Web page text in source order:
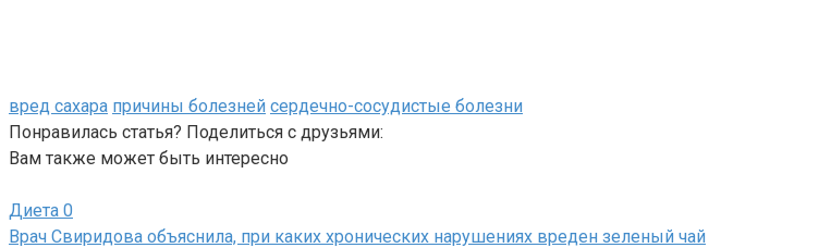
вред сахара причины болезней сердечно-сосудистые болезни
Понравилась статья? Поделиться с друзьями:
Вам также может быть интересно
Диета 0
Врач Свиридова объяснила, при каких хронических нарушениях вреден зеленый чай